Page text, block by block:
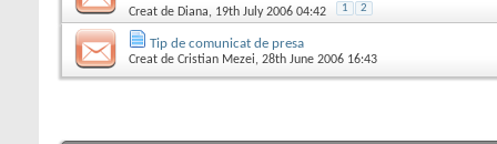
Creat de Diana, 19th July 2006 04:42 1 2
Tip de comunicat de presa
Creat de Cristian Mezei, 28th June 2006 16:43